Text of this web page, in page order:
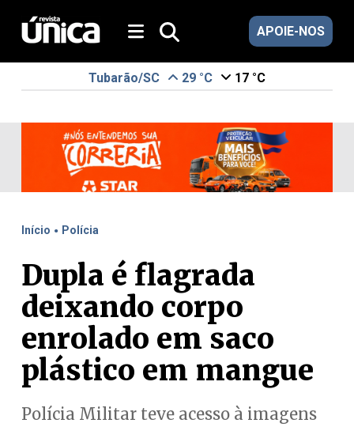
APOIE-NOS
Tubarão/SC 29 °C 17 °C
Início . Polícia
Dupla é flagrada
deixando corpo
enrolado em saco
plástico em mangue
Polícia Militar teve acesso à imagens